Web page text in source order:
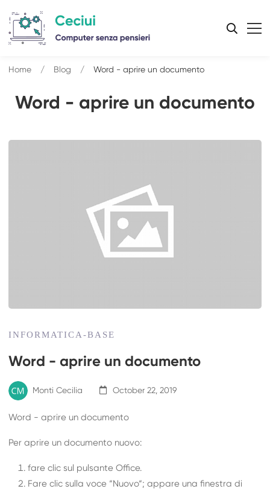
Word - aprire un documento
Home Blog Word - aprire un documento
INFORMATICA-BASE
Word - aprire un documento
Monti Cecilia October 22, 2019
Word - aprire un documento
Per aprire un documento nuovo:
fare clic sul pulsante Office.
Fare clic sulla voce “Nuovo“; appare una finestra di